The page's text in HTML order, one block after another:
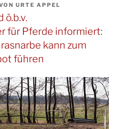
URTE APPEL
ö.b.v.
für Pferde informiert:
kann zum
führen